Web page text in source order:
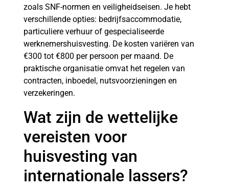
zoals SNF-normen en veiligheidseisen. Je hebt
verschillende opties: bedrijfsaccommodatie,
particuliere verhuur of gespecialiseerde
werknemershuisvesting. De kosten variëren van
€300 tot €800 per persoon per maand. De
praktische organisatie omvat het regelen van
contracten, inboedel, nutsvoorzieningen en
verzekeringen.
Wat zijn de wettelijke
vereisten voor
huisvesting van
internationale lassers?